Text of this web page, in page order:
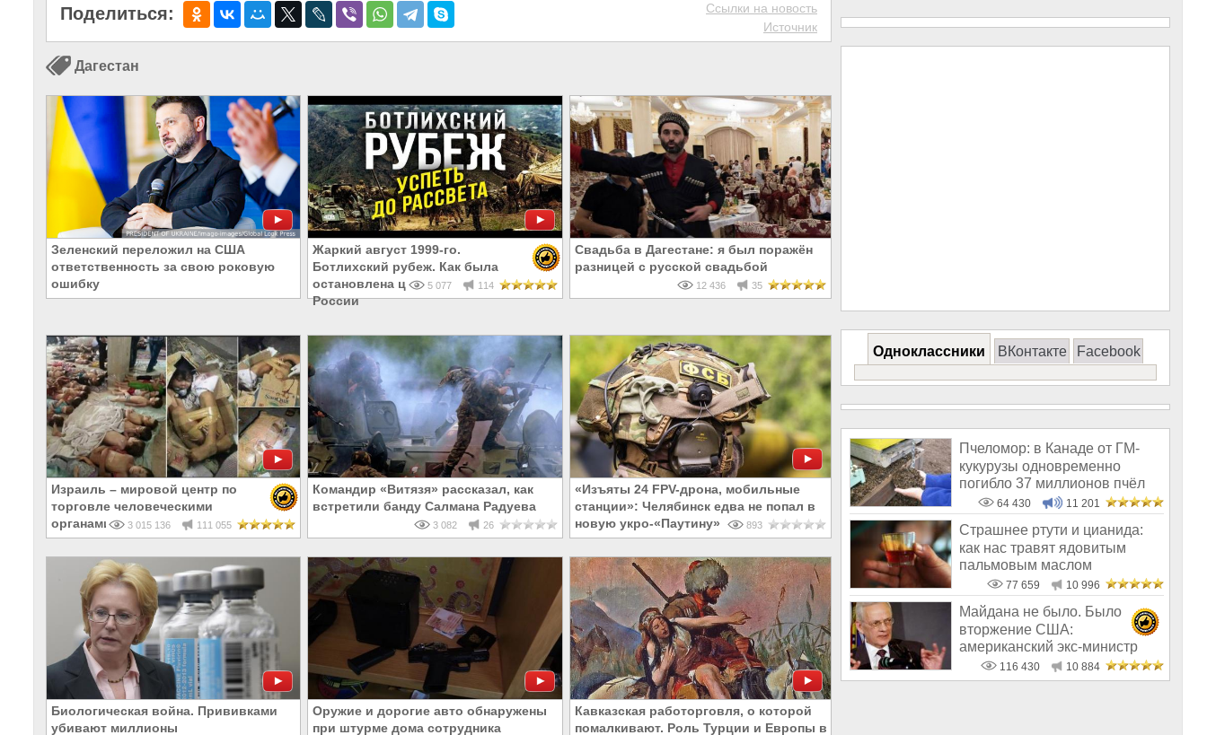
Поделиться:
Ссылки на новость
Источник
Дагестан
Зеленский переложил на США
ответственность за свою роковую
ошибку
Жаркий август 1999-го.
Ботлихский рубеж. Как была
остановлена цепная рекция развала
России
5 077 114
Свадьба в Дагестане: я был поражён
разницей с русской свадьбой
12 436 35
Израиль – мировой центр по
торговле человеческими
органами
3 015 136 111 055
Командир «Витязя» рассказал, как
встретили банду Салмана Радуева
3 082 26
«Изъяты 24 FPV-дрона, мобильные
станции»: Челябинск едва не попал в
новую укро-«Паутину»
893
Биологическая война. Прививками
убивают миллионы
Оружие и дорогие авто обнаружены
при штурме дома сотрудника
Кавказская работорговля, о которой
помалкивают. Роль Турции и Европы в
Одноклассники ВКонтакте Facebook
Пчеломор: в Канаде от ГМ-
кукурузы одновременно
погибло 37 миллионов пчёл
64 430 11 201
Страшнее ртути и цианида:
как нас травят ядовитым
пальмовым маслом
77 659 10 996
Майдана не было. Было
вторжение США:
американский экс-министр
написал открытое пись
116 430 10 884